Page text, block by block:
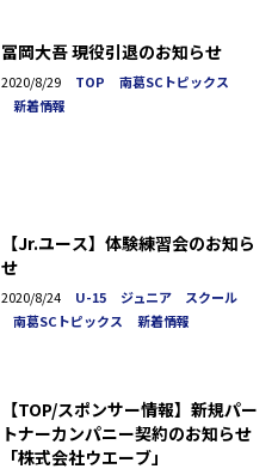
冨岡大吾 現役引退のお知らせ
2020/8/29 TOP
南葛SCトピックス
新着情報
【Jr.ユース】体験練習会のお知ら
せ
2020/8/24 U-15
ジュニア スクール
南葛SCトピックス
新着情報
【TOP/スポンサー情報】新規パー
トナーカンパニー契約のお知らせ
「株式会社ウエーブ」